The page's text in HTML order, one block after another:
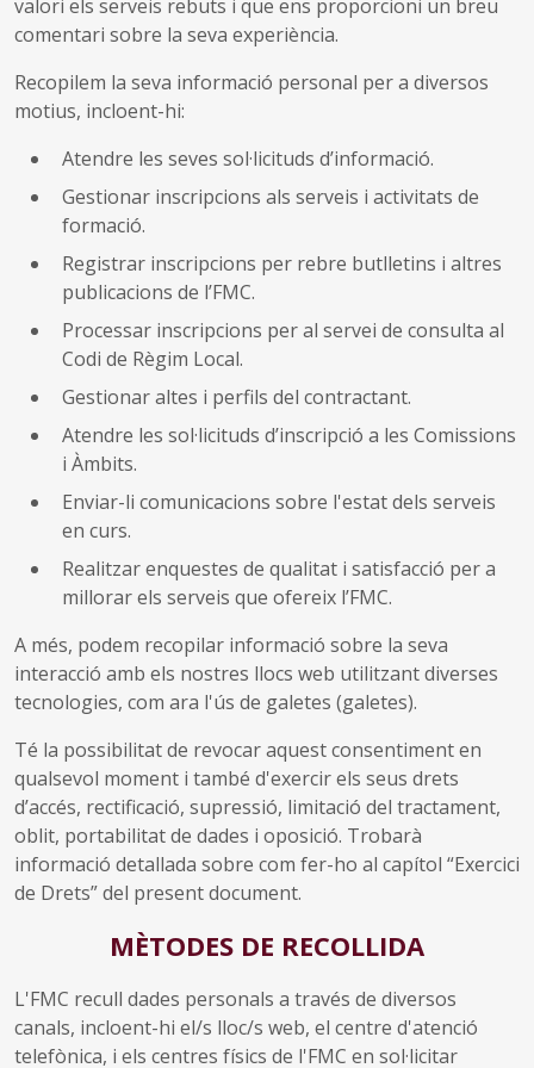
valori els serveis rebuts i que ens proporcioni un breu
comentari sobre la seva experiència.
Recopilem la seva informació personal per a diversos
motius, incloent-hi:
Atendre les seves sol·licituds d’informació.
Gestionar inscripcions als serveis i activitats de
formació.
Registrar inscripcions per rebre butlletins i altres
publicacions de l’FMC.
Processar inscripcions per al servei de consulta al
Codi de Règim Local.
Gestionar altes i perfils del contractant.
Atendre les sol·licituds d’inscripció a les Comissions
i Àmbits.
Enviar-li comunicacions sobre l'estat dels serveis
en curs.
Realitzar enquestes de qualitat i satisfacció per a
millorar els serveis que ofereix l’FMC.
A més, podem recopilar informació sobre la seva
interacció amb els nostres llocs web utilitzant diverses
tecnologies, com ara l'ús de galetes (galetes).
Té la possibilitat de revocar aquest consentiment en
qualsevol moment i també d'exercir els seus drets
d’accés, rectificació, supressió, limitació del tractament,
oblit, portabilitat de dades i oposició. Trobarà
informació detallada sobre com fer-ho al capítol “Exercici
de Drets” del present document.
MÈTODES DE RECOLLIDA
L'FMC recull dades personals a través de diversos
canals, incloent-hi el/s lloc/s web, el centre d'atenció
telefònica, i els centres físics de l'FMC en sol·licitar